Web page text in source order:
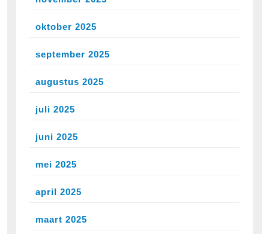
oktober 2025
september 2025
augustus 2025
juli 2025
juni 2025
mei 2025
april 2025
maart 2025